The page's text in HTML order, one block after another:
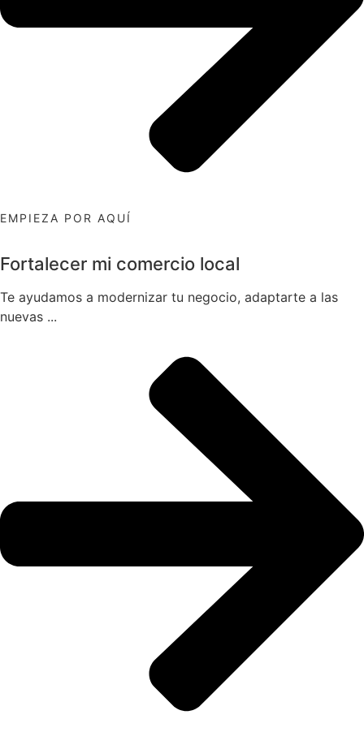
EMPIEZA POR AQUÍ
Fortalecer mi comercio local
Te ayudamos a modernizar tu negocio, adaptarte a las
nuevas ...